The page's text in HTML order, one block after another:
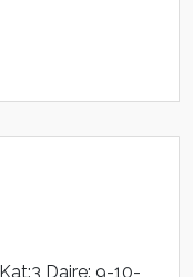
Daire: 9-10-